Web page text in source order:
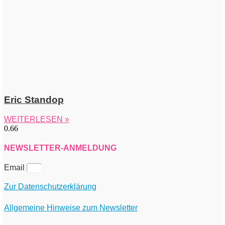
Eric Standop
WEITERLESEN »
NEWSLETTER-ANMELDUNG
Email
Zur Datenschutzerklärung
Allgemeine Hinweise zum Newsletter